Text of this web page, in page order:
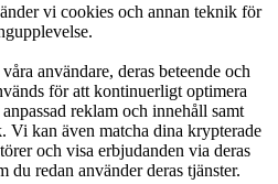
vi cookies och annan teknik för
användare, deras beteende och
för att kontinuerligt optimera
reklam och innehåll samt
Vi kan även matcha dina krypterade
och visa erbjudanden via deras
du redan använder deras tjänster.